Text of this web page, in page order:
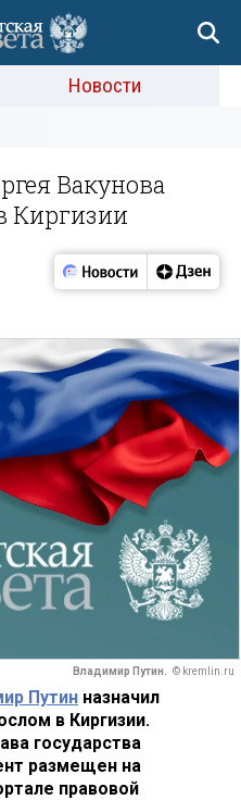
Новости
Вакунова
Киргизии
Владимир Путин. © kremlin.ru
Путин назначил
в Киргизии.
государства
размещен на
правовой